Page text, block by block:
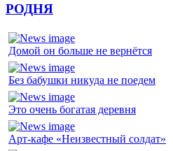
РОДНЯ
Домой он больше не вернётся
Без бабушки никуда не поедем
Это очень богатая деревня
Арт-кафе «Неизвестный солдат»